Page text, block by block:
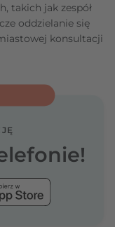
takich jak zespół
oddzielanie się
konsultacji